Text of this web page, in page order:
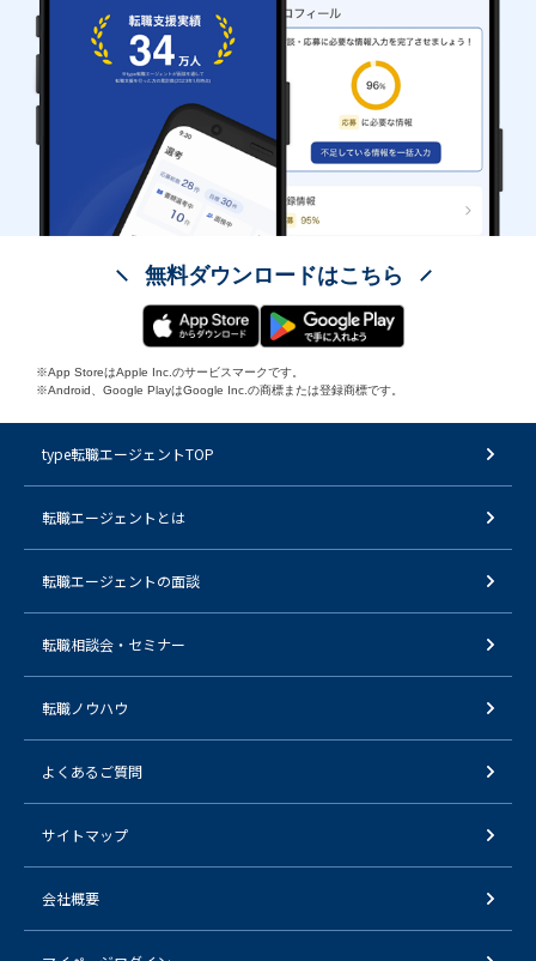
無料ダウンロードはこちら
※App StoreはApple Inc.のサービスマークです。
※Android、Google PlayはGoogle Inc.の商標または登録商標です。
type転職エージェントTOP
転職エージェントとは
転職エージェントの面談
転職相談会・セミナー
転職ノウハウ
よくあるご質問
サイトマップ
会社概要